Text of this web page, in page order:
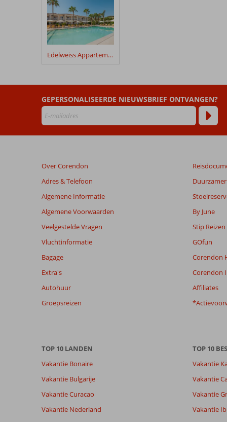
geschreven
na
hun
verblijf
Fly
Boutique
Beoordelingen
zijn
dan
48
maanden
niet
meer
weergegeven
om
beoordelingen
info
over
onze
beoordelingen.
Totale score
Edelweiss Appartementen
GEPERSONALISEERDE NIEUWSBRIEF ONTVANGEN?
Over Corendon
Adres & Telefoon
Algemene Informatie
Algemene Voorwaarden
Veelgestelde Vragen
Vluchtinformatie
Bagage
Extra's
Autohuur
Groepsreizen
By June
Stip Reizen
GOfun
Corendon
Corendon
Affiliates
TOP 10 LANDEN
Vakantie Bonaire
Vakantie Bulgarije
Vakantie Curacao
Vakantie Nederland
TOP 10
Vakantie
Vakantie
Vakantie
Vakantie